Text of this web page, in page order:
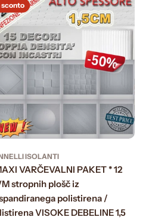
sconto
ISOLANTI
VARČEVALNI PAKET * 12
stropnih plošč iz
polistirena /
VISOKE DEBELINE 1,5